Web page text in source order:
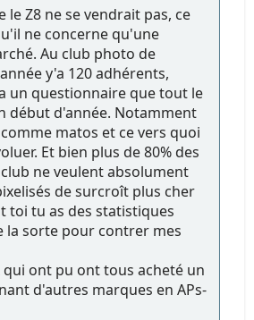
le Z8 ne se vendrait pas, ce
ne concerne qu'une
Au club photo de
y'a 120 adhérents,
un questionnaire que tout le
début d'année. Notamment
matos et ce vers quoi
Et bien plus de 80% des
ne veulent absolument
de surcroît plus cher
toi tu as des statistiques
la sorte pour contrer mes
qui ont pu ont tous acheté un
d'autres marques en APs-